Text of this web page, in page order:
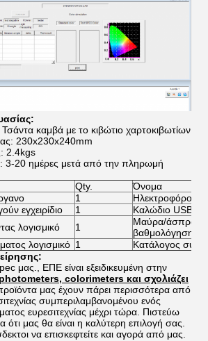
καμβά με το κιβώτιο χαρτοκιβωτίων
230x230x240mm
2.4kgs
20 ημέρες μετά από την πληρωμή
Qty.
Όνομα
1
Ηλεκτροφόρο
εγχειρίδιο 1
Καλώδιο USB
λογισμικό 1
Μαύρα/άσπρα
βαθμολόγησης
λογισμικό 1
Κατάλογος
μας., ΕΠΕ είναι εξειδικευμένη στην
colorimeters και σχολιάζει
μας έχουν πάρει περισσότερα από
συμπεριλαμβανομένου ενός
ευρεσιτεχνίας μέχρι τώρα. Πιστεύω
ότι μας θα είναι η καλύτερη επιλογή σας.
να επισκεφτείτε και αγορά από μας.